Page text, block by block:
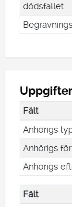
dödsfallet
Fält
Anhörigs
Anhörigs
Anhörigs
Fält